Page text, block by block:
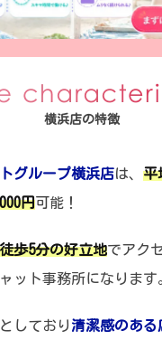
横浜店の特徴
グループ横浜店は、 平
円可能！
徒歩5分の好立地でアク
ット事務所になります
しており 清潔感のある